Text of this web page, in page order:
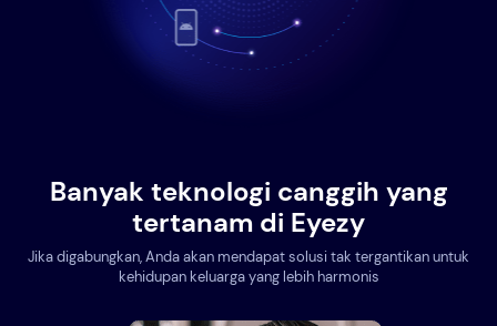
Banyak teknologi canggih yang
tertanam di Eyezy
Jika digabungkan, Anda akan mendapat solusi tak tergantikan untuk
kehidupan keluarga yang lebih harmonis